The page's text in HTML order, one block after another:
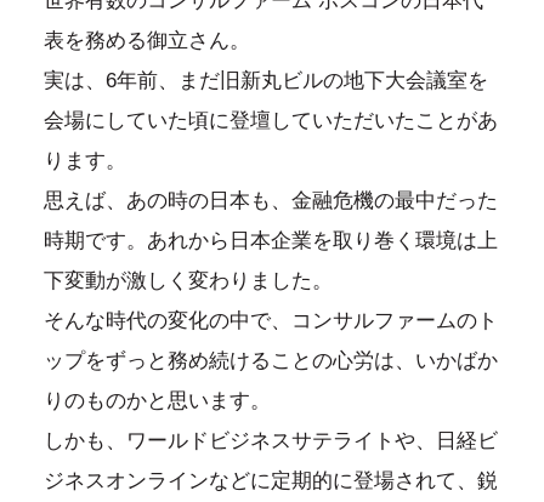
表を務める御立さん。
実は、6年前、まだ旧新丸ビルの地下大会議室を
会場にしていた頃に登壇していただいたことがあ
ります。
思えば、あの時の日本も、金融危機の最中だった
時期です。あれから日本企業を取り巻く環境は上
下変動が激しく変わりました。
そんな時代の変化の中で、コンサルファームのト
ップをずっと務め続けることの心労は、いかばか
りのものかと思います。
しかも、ワールドビジネスサテライトや、日経ビ
ジネスオンラインなどに定期的に登場されて、鋭